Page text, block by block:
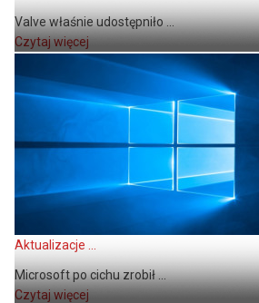
Valve właśnie udostępniło ...
Czytaj więcej
Aktualizacje ...
Microsoft po cichu zrobił ...
Czytaj więcej